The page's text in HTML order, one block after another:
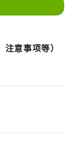
意事项等）